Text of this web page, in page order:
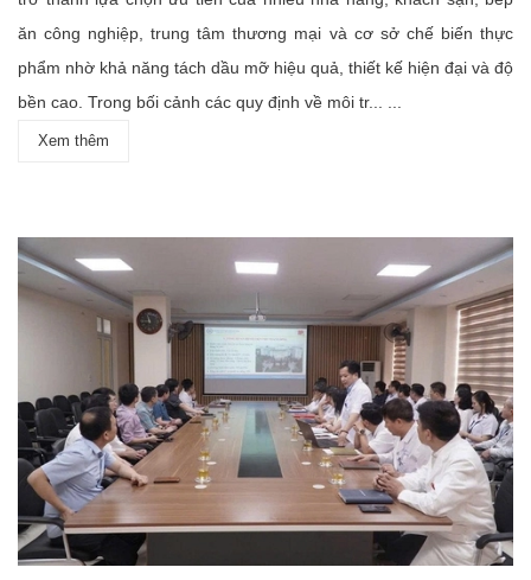
ăn công nghiệp, trung tâm thương mại và cơ sở chế biến thực
phẩm nhờ khả năng tách dầu mỡ hiệu quả, thiết kế hiện đại và độ
bền cao. Trong bối cảnh các quy định về môi tr... ...
Xem thêm